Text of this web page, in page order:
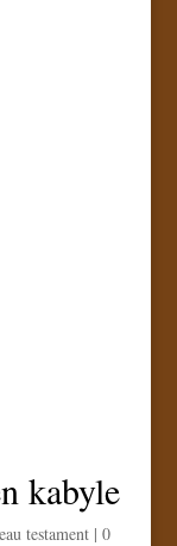
kabyle
testament| 0